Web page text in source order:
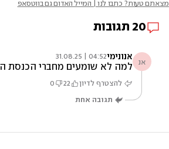
מצאתם טעות? כתבו לנו | המייל האדום גם בווטסאפ
20 תגובות
אנ אנונימי04:52 | 31.08.25
למה לא שומעים מחברי הכנסת
להצטרף לדיון 22
0
תגובה אחת